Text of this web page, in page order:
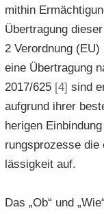
mit­hin
Über­tra­gung
2 Ver­ord­nung (EU)
eine Über­tra­gung
2017/625 [4] sind
auf­grund ihrer
he­ri­gen
rungs­pro­zes­se
läs­sig­keit auf.
Das „Ob“ und